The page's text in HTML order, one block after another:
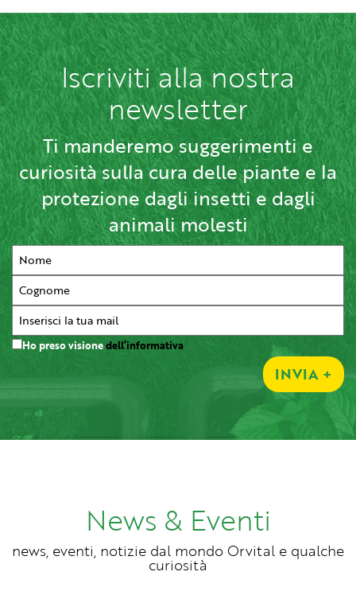
Iscriviti alla nostra
newsletter
Ti manderemo suggerimenti e
curiosità sulla cura delle piante e la
protezione dagli insetti e dagli
animali molesti
Ho preso visionedell’informativa
INVIA +
News & Eventi